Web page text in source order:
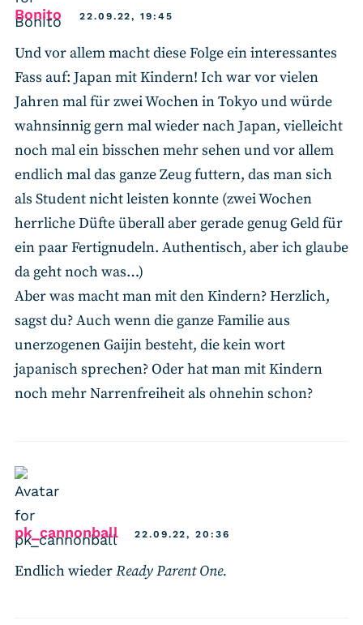
Bonito says:22.09.22, 19:45
Und vor allem macht diese Folge ein interessantes
Fass auf: Japan mit Kindern! Ich war vor vielen
Jahren mal für zwei Wochen in Tokyo und würde
wahnsinnig gern mal wieder nach Japan, vielleicht
noch mal ein bisschen mehr sehen und vor allem
endlich mal das ganze Zeug futtern, das man sich
als Student nicht leisten konnte (zwei Wochen
herrliche Düfte überall aber gerade genug Geld für
ein paar Fertignudeln. Authentisch, aber ich glaube
da geht noch was…)
Aber was macht man mit den Kindern? Herzlich,
sagst du? Auch wenn die ganze Familie aus
unerzogenen Gaijin besteht, die kein wort
japanisch sprechen? Oder hat man mit Kindern
noch mehr Narrenfreiheit als ohnehin schon?
pk_cannonball says:
22.09.22, 20:36
Endlich wiederReady Parent One.